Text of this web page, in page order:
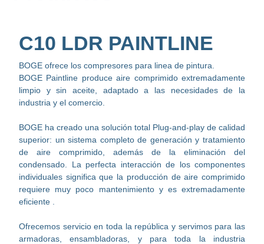
C10 LDR PAINTLINE
BOGE ofrece los compresores para linea de pintura.
BOGE Paintline produce aire comprimido extremadamente
limpio y sin aceite, adaptado a las necesidades de la
industria y el comercio.
BOGE ha creado una solución total Plug-and-play de calidad
superior: un sistema completo de generación y tratamiento
de aire comprimido, además de la eliminación del
condensado. La perfecta interacción de los componentes
individuales significa que la producción de aire comprimido
requiere muy poco mantenimiento y es extremadamente
eficiente .
Ofrecemos servicio en toda la república y servimos para las
armadoras, ensambladoras, y para toda la industria